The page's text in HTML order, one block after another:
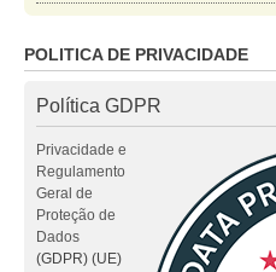
POLITICA DE PRIVACIDADE
Política GDPR
Privacidade e
Regulamento
Geral de
Proteção de
Dados
(GDPR) (UE)